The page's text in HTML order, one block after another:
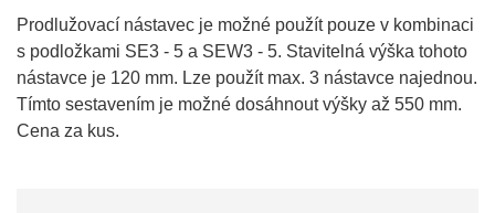
Prodlužovací nástavec je možné použít pouze v kombinaci
s podložkami SE3 - 5 a SEW3 - 5. Stavitelná výška tohoto
nástavce je 120 mm. Lze použít max. 3 nástavce najednou.
Tímto sestavením je možné dosáhnout výšky až 550 mm.
Cena za kus.